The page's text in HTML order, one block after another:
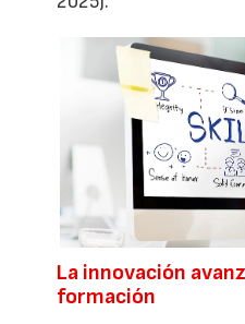
La innovación
formación